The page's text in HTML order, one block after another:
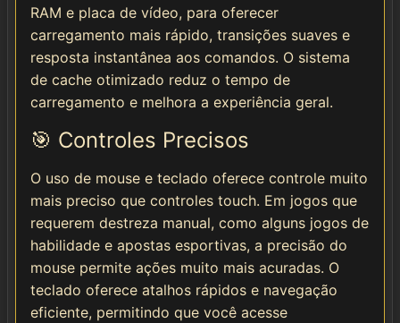
RAM e placa de vídeo, para oferecer
carregamento mais rápido, transições suaves e
resposta instantânea aos comandos. O sistema
de cache otimizado reduz o tempo de
carregamento e melhora a experiência geral.
🎯 Controles Precisos
O uso de mouse e teclado oferece controle muito
mais preciso que controles touch. Em jogos que
requerem destreza manual, como alguns jogos de
habilidade e apostas esportivas, a precisão do
mouse permite ações muito mais acuradas. O
teclado oferece atalhos rápidos e navegação
eficiente, permitindo que você acesse